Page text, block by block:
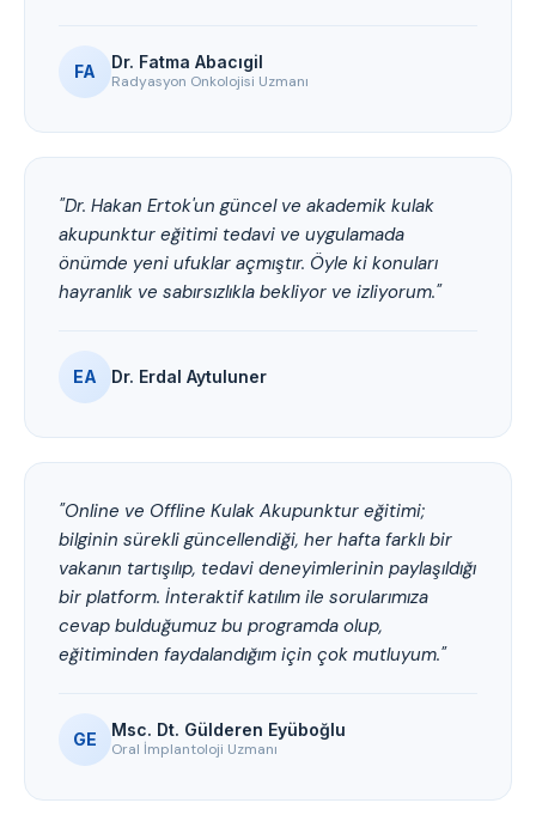
FA Dr. Fatma Abacıgil
Radyasyon Onkolojisi Uzmanı
"Dr. Hakan Ertok'un güncel ve akademik kulak
akupunktur eğitimi tedavi ve uygulamada
önümde yeni ufuklar açmıştır. Öyle ki konuları
hayranlık ve sabırsızlıkla bekliyor ve izliyorum."
EA Dr. Erdal Aytuluner
"Online ve Offline Kulak Akupunktur eğitimi;
bilginin sürekli güncellendiği, her hafta farklı bir
vakanın tartışılıp, tedavi deneyimlerinin paylaşıldığı
bir platform. İnteraktif katılım ile sorularımıza
cevap bulduğumuz bu programda olup,
eğitiminden faydalandığım için çok mutluyum."
GE Msc. Dt. Gülderen Eyüboğlu
Oral İmplantoloji Uzmanı